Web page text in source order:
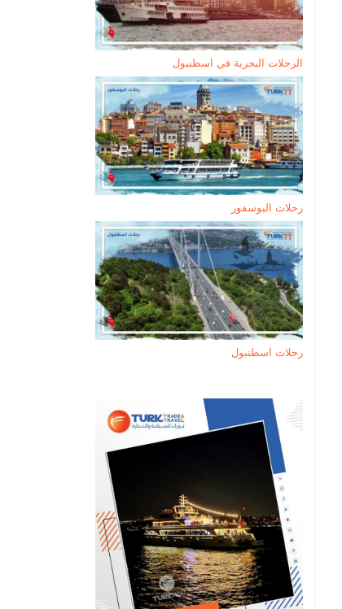
الرحلات البحرية في اسطنبول
رحلات البوسفور
رحلات اسطنبول